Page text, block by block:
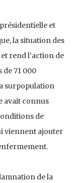
et
la situation des
rend l’action de
de 71 000
surpopulation
avait connus
de
viennent ajouter
de la